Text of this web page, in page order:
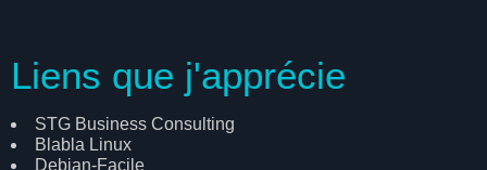
Liens que j'apprécie
STG Business Consulting
Blabla Linux
Debian-Facile